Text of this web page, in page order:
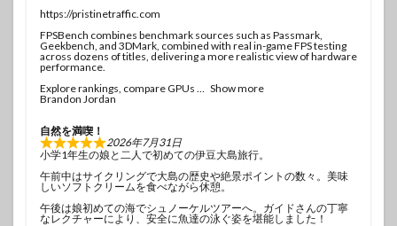
https://pristinetraffic.com
FPSBench combines benchmark sources such as Passmark,
Geekbench, and 3DMark, combined with real in-game FPS testing
across dozens of titles, delivering a more realistic view of hardware
performance.
Explore rankings, compare GPUs
Show more
Brandon Jordan
自然を満喫！
2026年7月31日
小学1年生の娘と二人で初めての伊豆大島旅行。
午前中はサイクリングで大島の歴史や絶景ポイントの数々。美味
しいソフトクリームを食べながら休憩。
午後は娘初めての海でシュノーケルツアーへ。ガイドさんの丁寧
なレクチャーにより、安全に魚達の泳ぐ姿を堪能しました！